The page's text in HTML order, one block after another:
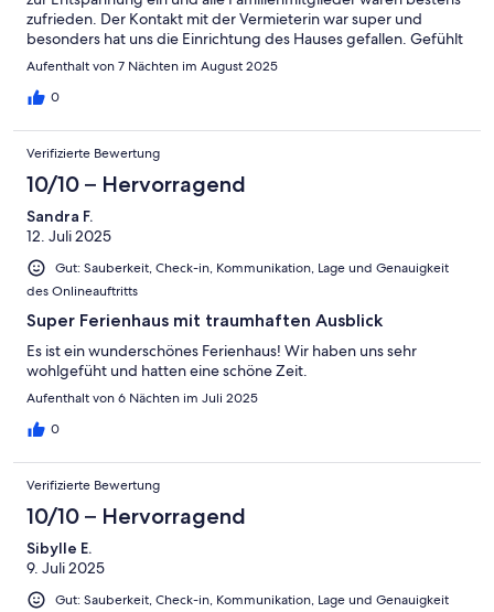
zufrieden. Der Kontakt mit der Vermieterin war super und
besonders hat uns die Einrichtung des Hauses gefallen. Gefühlt
erzählt jedes Teil ein Stück Geschichte. Für Menschen, die
gerne joggen, skaten oder Fahrrad fahren, bietet sich der super
ausgebaute Fahrradweg bestens an.
Aufenthalt von 7 Nächten im August 2025
0
Verifizierte Bewertung
10/10 – Hervorragend
Sandra F.
12. Juli 2025
Gut: Sauberkeit, Check-in, Kommunikation, Lage und Genauigkeit
des Onlineauftritts
Super Ferienhaus mit traumhaften Ausblick
Es ist ein wunderschönes Ferienhaus! Wir haben uns sehr
wohlgefüht und hatten eine schöne Zeit.
Aufenthalt von 6 Nächten im Juli 2025
0
Verifizierte Bewertung
10/10 – Hervorragend
Sibylle E.
9. Juli 2025
Gut: Sauberkeit, Check-in, Kommunikation, Lage und Genauigkeit